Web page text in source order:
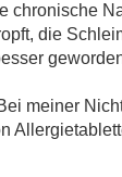
chronische
die
meiner